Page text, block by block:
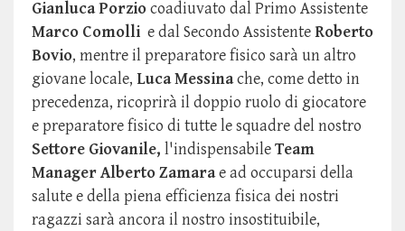
Gianluca Porziocoadiuvato dal Primo Assistente
Marco Comolli e dal Secondo AssistenteRoberto
Bovio, mentre il preparatore fisico sarà un altro
giovane locale, Luca Messinache, come detto in
precedenza, ricoprirà il doppio ruolo di giocatore
e preparatore fisico di tutte le squadre del nostro
Settore Giovanile, l'indispensabileTeam
Manager Alberto Zamarae ad occuparsi della
salute e della piena efficienza fisica dei nostri
ragazzi sarà ancora il nostro insostituibile,